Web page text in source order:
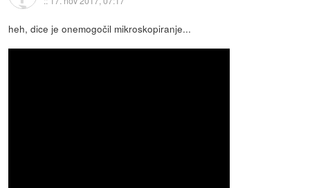
heh, dice je onemogočil mikroskopiranje...